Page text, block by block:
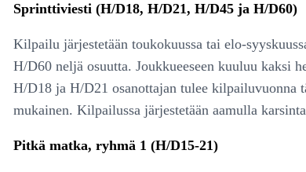
Sprinttiviesti (H/D18, H/D21, H/D45 ja H/D60)
Kilpailu järjestetään toukokuussa tai elo-
H/D60 neljä osuutta. Joukkueeseen kuuluu kaksi
H/D18 ja H/D21 osanottajan tulee kilpailuvuonna
mukainen. Kilpailussa järjestetään aamulla
Pitkä matka, ryhmä 1 (H/D15-21)